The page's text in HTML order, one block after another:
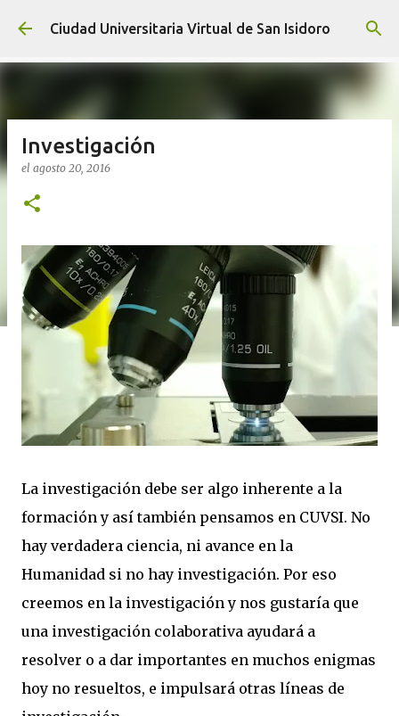
Ir al contenido principal
Ciudad Universitaria Virtual de San Isidoro
Investigación
el agosto 20, 2016
La investigación debe ser algo inherente a la
formación y así también pensamos en CUVSI. No
hay verdadera ciencia, ni avance en la
Humanidad si no hay investigación. Por eso
creemos en la investigación y nos gustaría que
una investigación colaborativa ayudará a
resolver o a dar importantes en muchos enigmas
hoy no resueltos, e impulsará otras líneas de